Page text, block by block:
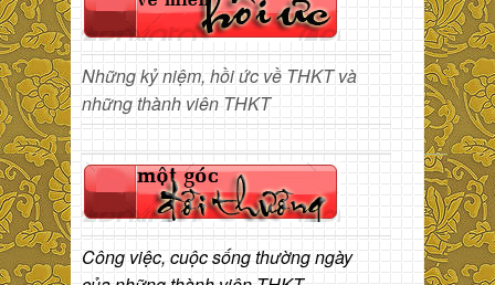
Những kỷ niệm, hồi ức về THKT và
những thành viên THKT
Công việc, cuộc sống thường ngày